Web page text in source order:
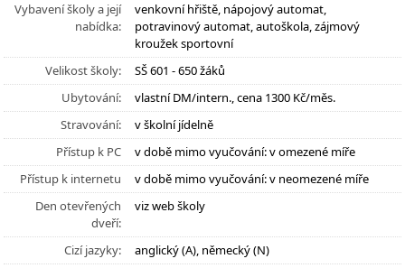
Vybavení školy a její
nabídka:
venkovní hřiště, nápojový automat,
potravinový automat, autoškola, zájmový
kroužek sportovní
Velikost školy:
SŠ 601 - 650 žáků
Ubytování:
vlastní DM/intern., cena 1300 Kč/měs.
Stravování:
v školní jídelně
Přístup k PC
v době mimo vyučování: v omezené míře
Přístup k internetu
v době mimo vyučování: v neomezené míře
Den otevřených
dveří:
viz web školy
Cizí jazyky:
anglický (A), německý (N)